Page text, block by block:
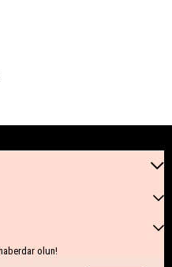
olun!